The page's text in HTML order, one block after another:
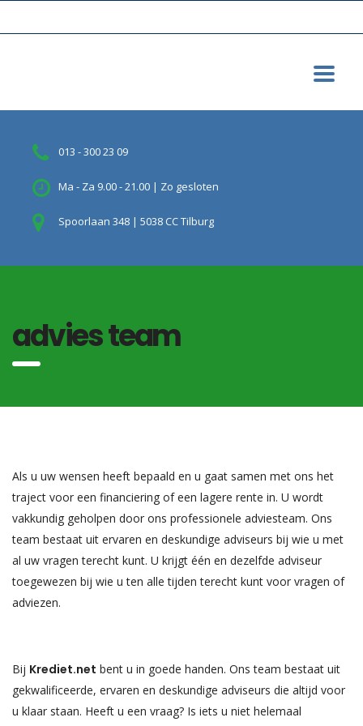
013 - 300 23 09
Ma - Za 9.00 - 21.00 | Zo gesloten
Spoorlaan 348 | 5038 CC Tilburg
advies team
Als u uw wensen heeft bepaald en u gaat samen met ons het
traject voor een financiering of een lagere rente in. U wordt
vakkundig geholpen door ons professionele adviesteam. Ons
team bestaat uit ervaren en deskundige adviseurs bij wie u met
al uw vragen terecht kunt. U krijgt één en dezelfde adviseur
toegewezen bij wie u ten alle tijden terecht kunt voor vragen of
adviezen.
Bij Krediet.net bent u in goede handen. Ons team bestaat uit
gekwalificeerde, ervaren en deskundige adviseurs die altijd voor
u klaar staan. Heeft u een vraag? Is iets u niet helemaal